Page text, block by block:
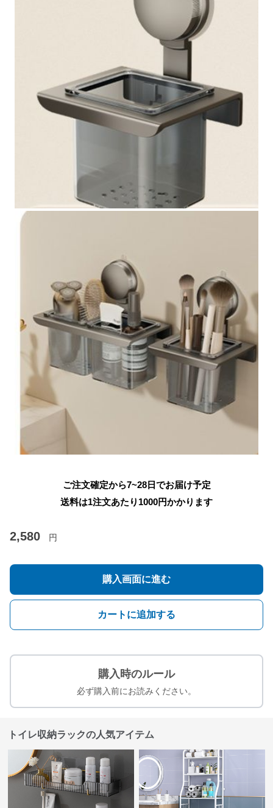
ご注文確定から7~28日でお届け予定
送料は1注文あたり 1000円かかります
2,580 円
購入画面に進む
カートに追加する
購入時のルール
必ず購入前にお読みください。
トイレ収納ラックの人気アイテム